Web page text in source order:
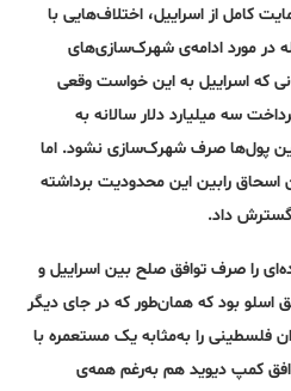
۱۹۸۹) ضمن حمایت کامل از اسراییل، اختلاف‌هایی با
در مورد ادامه‌ی شهرک‌سازی‌های
که اسراییل به این خواست وقعی
سه میلیارد دلار سالانه به
این پول‌ها صرف شهرک‌سازی نشود. اما
رابین این محدودیت برداشته
داد.
۱۹۹۳) تلاش عمده‌ای را صرف توافق صلح بین اسراییل و
اسلو بود که همان‌طور که در جای دیگر
فلسطینی را به‌مثابه یک مستعمره با
کمپ دیوید هم به‌رغم همه‌ی